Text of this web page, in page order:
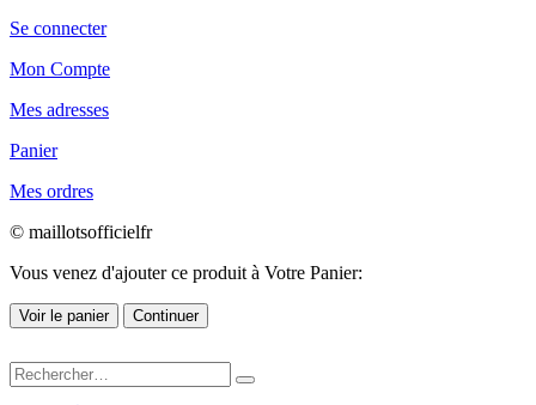
Se connecter
Mon Compte
Mes adresses
Panier
Mes ordres
© maillotsofficielfr
Vous venez d'ajouter ce produit à Votre Panier:
Voir le panier Continuer